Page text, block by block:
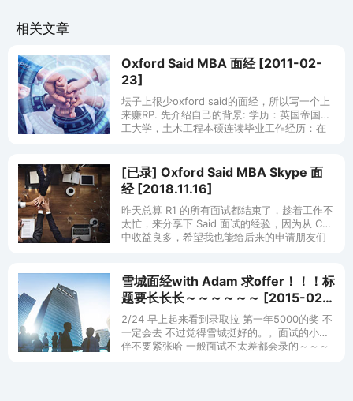
相关文章
Oxford Said MBA 面经 [2011-02-
23]
坛子上很少oxford said的面经，所以写一个上
来赚RP. 先介绍自己的背景: 学历：英国帝国理
工大学，土木工程本硕连读毕业工作经历：在
[已录] Oxford Said MBA Skype 面
经 [2018.11.16]
昨天总算 R1 的所有面试都结束了，趁着工作不
太忙，来分享下 Said 面试的经验，因为从 CD
中收益良多，希望我也能给后来的申请朋友们
雪城面经with Adam 求offer！！！标
题要长长长～～～～～～ [2015-02-
24]
2/24 早上起来看到录取拉 第一年5000的奖 不
一定会去 不过觉得雪城挺好的。。面试的小伙
伴不要紧张哈 一般面试不太差都会录的～～～